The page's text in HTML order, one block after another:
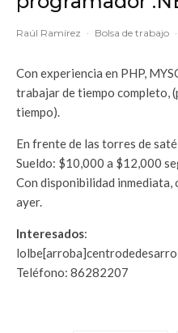
Raúl Ramírez · Bolsa de trabajo ·
Con experiencia en PHP,
trabajar de tiempo completo,
tiempo).
En frente de las torres de
Sueldo: $10,000 a $12,000
Con disponibilidad inmediata,
ayer.
Interesados:
Teléfono: 86282207